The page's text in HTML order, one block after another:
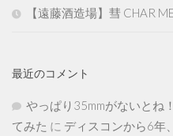
【遠藤酒造場】彗 CHAR
最近のコメント
やっぱり35mmがないとね
てみた に ディスコンから6年